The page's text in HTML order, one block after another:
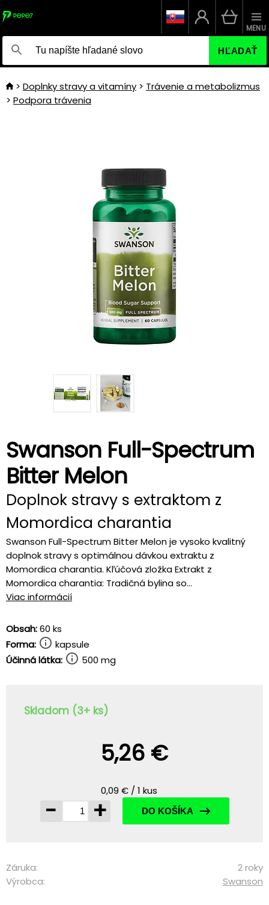
HĽADAŤ
MENU
Doplnky stravy a vitamíny
Trávenie a metabolizmus
Podpora trávenia
Swanson Full-Spectrum
Bitter Melon
Doplnok stravy s extraktom z
Momordica charantia
Swanson Full-Spectrum Bitter Melon je vysoko kvalitný
doplnok stravy s optimálnou dávkou extraktu z
Momordica charantia. Kľúčová zložka Extrakt z
Momordica charantia: Tradičná bylina so...
Viac informácií
Obsah:60 ks
Forma:
kapsule
Účinná látka:
500 mg
Skladom (3+ ks)
5,26 €
0,09 € / 1 kus
- + DO KOŠÍKA
Záruka:
2 roky
Výrobca:
Swanson